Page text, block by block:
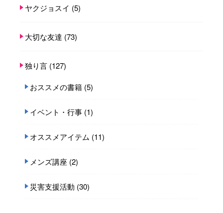
ヤクジョスイ (5)
大切な友達 (73)
独り言 (127)
おススメの書籍 (5)
イベント・行事 (1)
オススメアイテム (11)
メンズ講座 (2)
災害支援活動 (30)